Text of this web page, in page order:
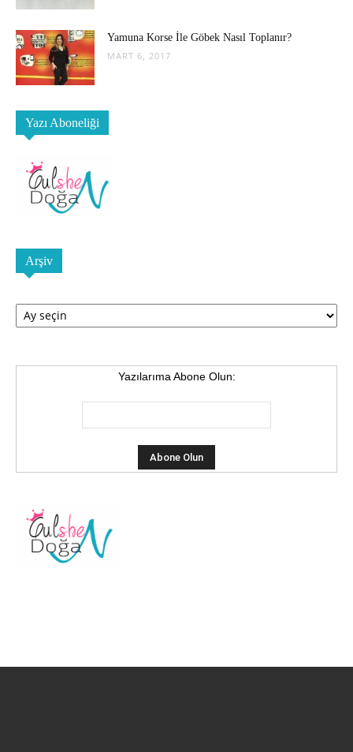
Yamuna Korse İle Göbek Nasıl Toplanır?
MART 6, 2017
Yazı Aboneliği
Arşiv
Arşiv
Yazılarıma Abone Olun: